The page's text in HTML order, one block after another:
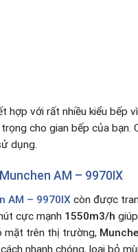
hợp với rất nhiều kiểu bếp
cho gian bếp của bạn.
dụng.
Munchen AM – 9970IX
AM – 9970IX còn được
cực mạnh 1550m3/h
mặt trên thị trường,
nhanh chóng, loại bỏ